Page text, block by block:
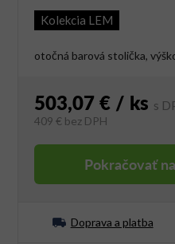
Kolekcia LEM
otočná barová stolička,
503,07 € / ks
409 €bez DPH
Pokračovať
Doprava a platba